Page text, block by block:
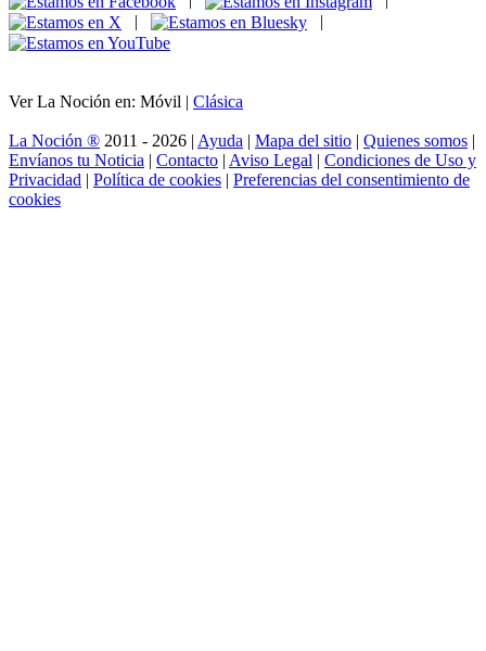
|
|
Ver La Noción en: Móvil | Clásica
La Noción ® 2011 - 2026 | Ayuda | Mapa del sitio | Quienes somos |
Envíanos tu Noticia | Contacto | Aviso Legal | Condiciones de Uso y
Privacidad | Política de cookies | Preferencias del consentimiento de
cookies